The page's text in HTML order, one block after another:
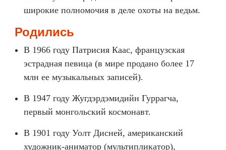
широкие полномочия в деле охоты на ведьм.
Родились
В 1966 году Патрисия Каас, французская
эстрадная певица (в мире продано более 17
млн ​​ее музыкальных записей).
В 1947 году Жугдэрдэмидийн Гуррагча,
первый монгольский космонавт.
В 1901 году Уолт Дисней, американский
художник-аниматор (мультипликатор),